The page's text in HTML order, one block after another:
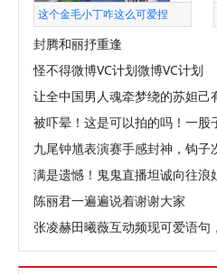
这个金毛小丁咋这么可爱捏
封腾和丽抒重逢
怪不得微博VC计划微博VC计划
让全中国男人魂牵梦绕的苏妲己
被吓晕！这是可以拍的吗！一股
九尾钟馗表演赛手感封神，钩子
满是遗憾！鬼鬼直播坦诚向往浪
陈丽君一遍遍说着谢谢大家
张凌赫田曦薇互动频现可爱语句